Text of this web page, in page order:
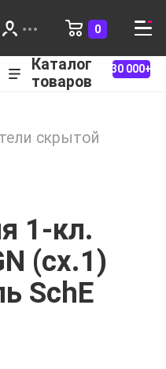
0
Каталог
товаров
30 000+
скрытой
1-кл.
(сх.1)
SchE